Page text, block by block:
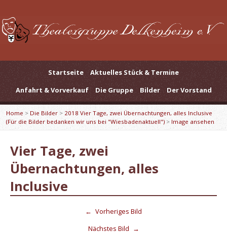
Startseite
Aktuelles Stück & Termine
Anfahrt & Vorverkauf
Die Gruppe Bilder Der Vorstand
Home > Die Bilder> 2018 Vier Tage, zwei Übernachtungen, alles Inclusive
(Für die Bilder bedanken wir uns bei "Wiesbadenaktuell")> Image ansehen
Vier Tage, zwei
Übernachtungen, alles
Inclusive
← Vorheriges Bild
Nächstes Bild →